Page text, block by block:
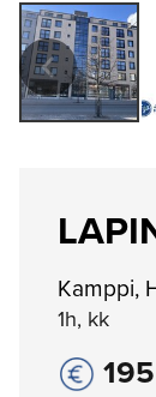
Kamppi,
1h, kk